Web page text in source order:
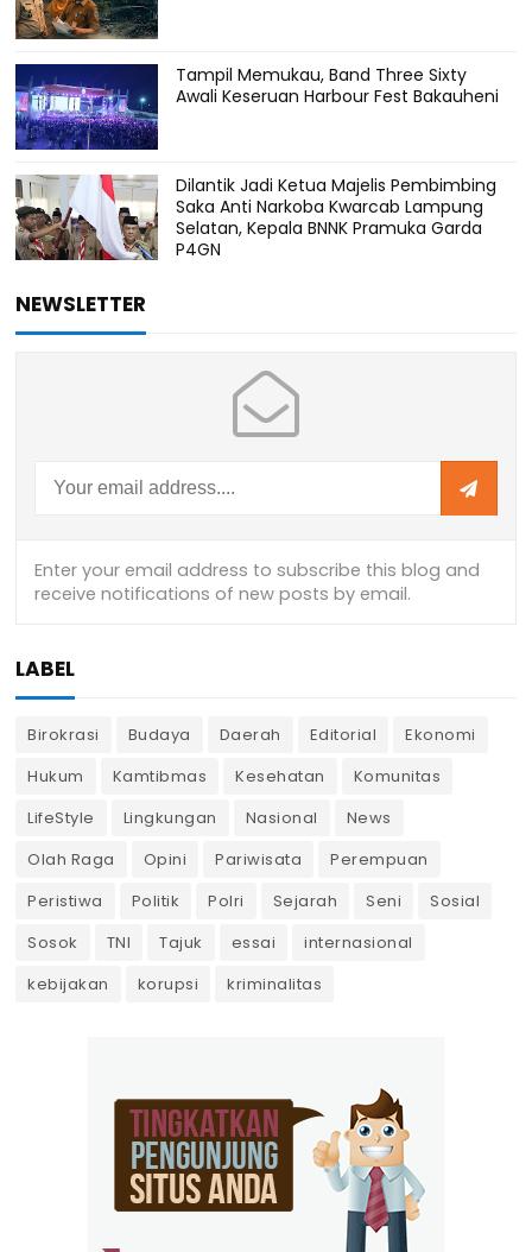
Tampil Memukau, Band Three Sixty
Awali Keseruan Harbour Fest Bakauheni
Dilantik Jadi Ketua Majelis Pembimbing
Saka Anti Narkoba Kwarcab Lampung
Selatan, Kepala BNNK Pramuka Garda
P4GN
NEWSLETTER
LABEL
Birokrasi Budaya Daerah Editorial
Ekonomi
Hukum
Kamtibmas Kesehatan
Komunitas
LifeStyle
Lingkungan Nasional
News
Olah Raga
Opini Pariwisata
Perempuan
Peristiwa
Politik Polri Sejarah Seni
Sosial
Sosok
TNI Tajuk essai
internasional
kebijakan
korupsi kriminalitas